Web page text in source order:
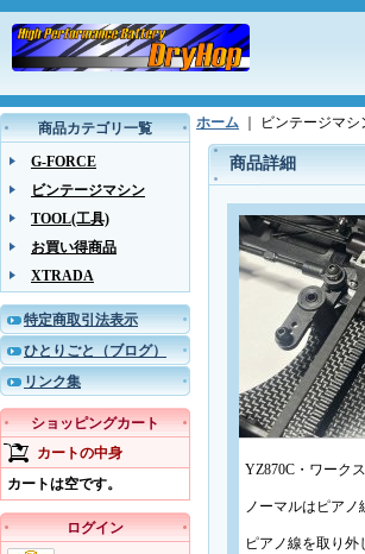
商品カテゴリ一覧
G-FORCE
ビンテージマシン
TOOL(工具)
お買い得商品
XTRADA
特定商取引法表示
ひとりごと（ブログ）
リンク集
ショッピングカート
カートの中身
カートは空です。
ログイン
ホーム ｜ ビンテージマシ
商品詳細
YZ870C・ワーク
ノーマルはピアノ
ピアノ線を取り外